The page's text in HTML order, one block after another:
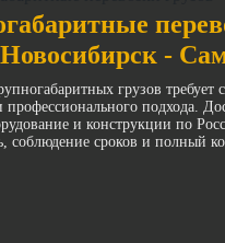
Новосибирск -
грузов требует
профессионального подхода.
и конструкции по
соблюдение сроков и полный